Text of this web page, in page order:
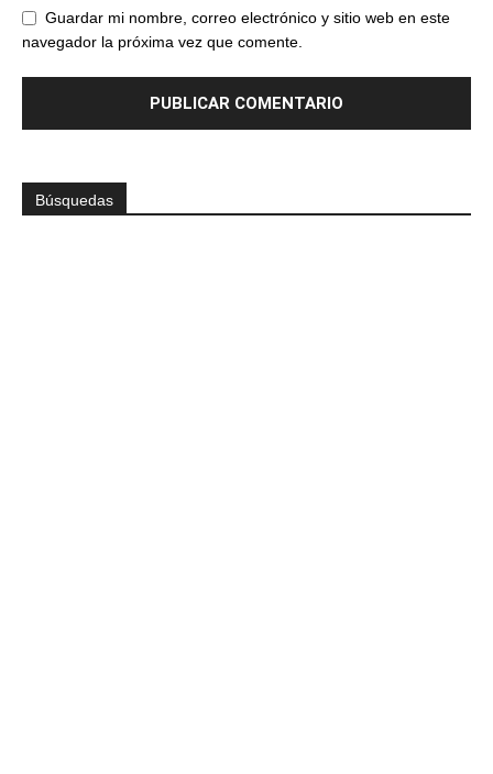
Guardar mi nombre, correo electrónico y sitio web en este
navegador la próxima vez que comente.
Búsquedas